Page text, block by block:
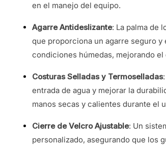
en el manejo del equipo.
Agarre Antideslizante: La palma de
que proporciona un agarre seguro
condiciones húmedas, mejorando
Costuras Selladas y Termoselladas
entrada de agua y mejorar la
manos secas y calientes durante el
Cierre de Velcro Ajustable: Un
personalizado, asegurando que los